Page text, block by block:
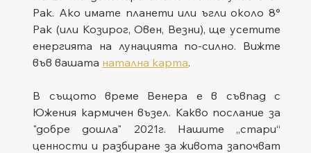
Рак. Ако имате планети или ъгли около 8°
Рак (или Козирог, Овен, Везни), ще усетите
енергията на лунацията по-силно. Вижте
във вашата натална карта.
В същото време Венера е в съвпад с
Южения кармичен възел. Какво послание за
"добре дошла" 2021г. Нашите „стари“
ценности и разбиране за живота започват